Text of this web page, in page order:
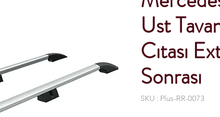
Ust
Cıtası
Sonrası
SKU : Plus-RR-0073